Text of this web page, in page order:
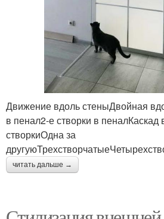
Движение вдоль стеныДвойная
в пенал2-е створки в пеналКаскад
створкиОдна за
читать дальше →